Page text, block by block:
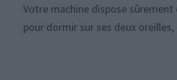
Votre machine dispose
pour dormir sur ses deux